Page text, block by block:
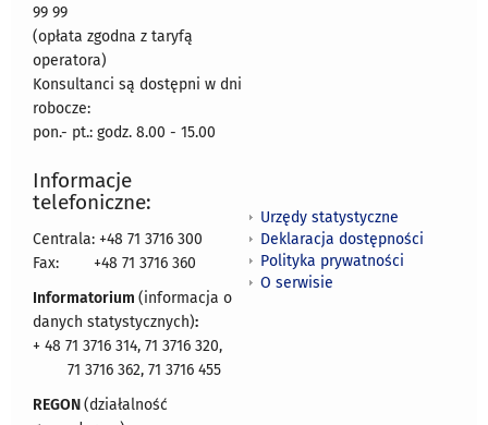
99 99
(opłata zgodna z taryfą
operatora)
Konsultanci są dostępni w dni
robocze:
pon.- pt.: godz. 8.00 - 15.00
Informacje
telefoniczne:
Centrala: +48 71 3716 300
Fax:
+48 71 3716 360
Informatorium (informacja o
danych statystycznych):
+ 48 71 3716 314, 71 3716 320,
71 3716 362, 71 3716 455
REGON(działalność
Urzędy statystyczne
Deklaracja dostępności
Polityka prywatności
O serwisie